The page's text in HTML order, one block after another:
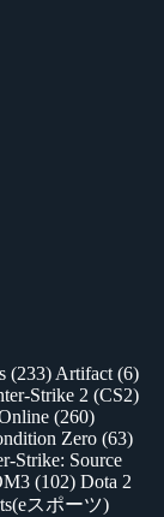
(233) Artifact (6)
Strike 2 (CS2)
(260)
Zero (63)
Strike: Source
(102) Dota 2
スポーツ)